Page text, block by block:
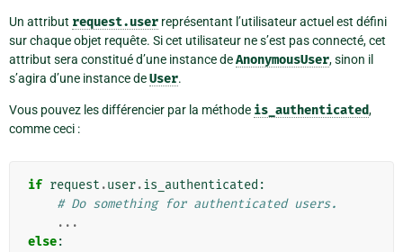
Un attribut request.user représentant l’utilisateur actuel est défini
sur chaque objet requête. Si cet utilisateur ne s’est pas connecté, cet
attribut sera constitué d’une instance deAnonymousUser, sinon il
s’agira d’une instance deUser.
Vous pouvez les différencier par la méthode is_authenticated,
comme ceci :
if request .user.is_authenticated :
# Do something for authenticated users.
...
else: